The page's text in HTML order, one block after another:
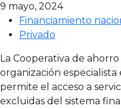
9 mayo, 2024
Financiamiento
Privado
La Cooperativa de
organización
permite el acceso a
excluidas del sistema